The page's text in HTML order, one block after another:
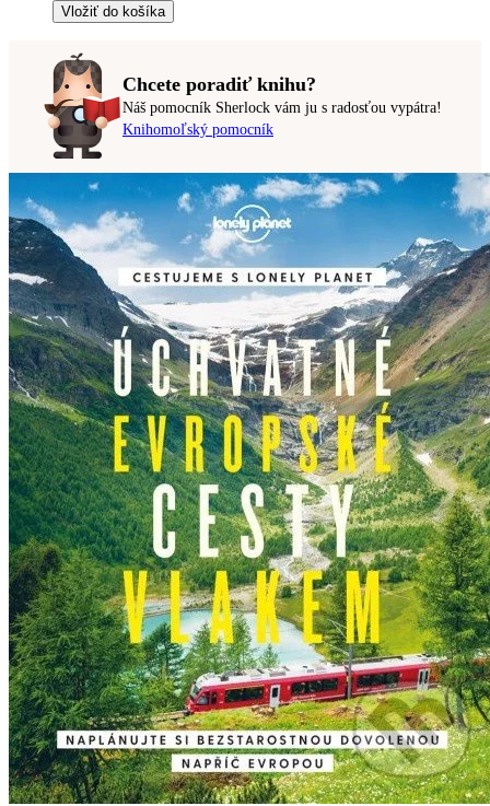
Vložiť do košíka
Chcete poradiť knihu?
Náš pomocník Sherlock vám ju s radosťou vypátra!
Knihomoľský pomocník